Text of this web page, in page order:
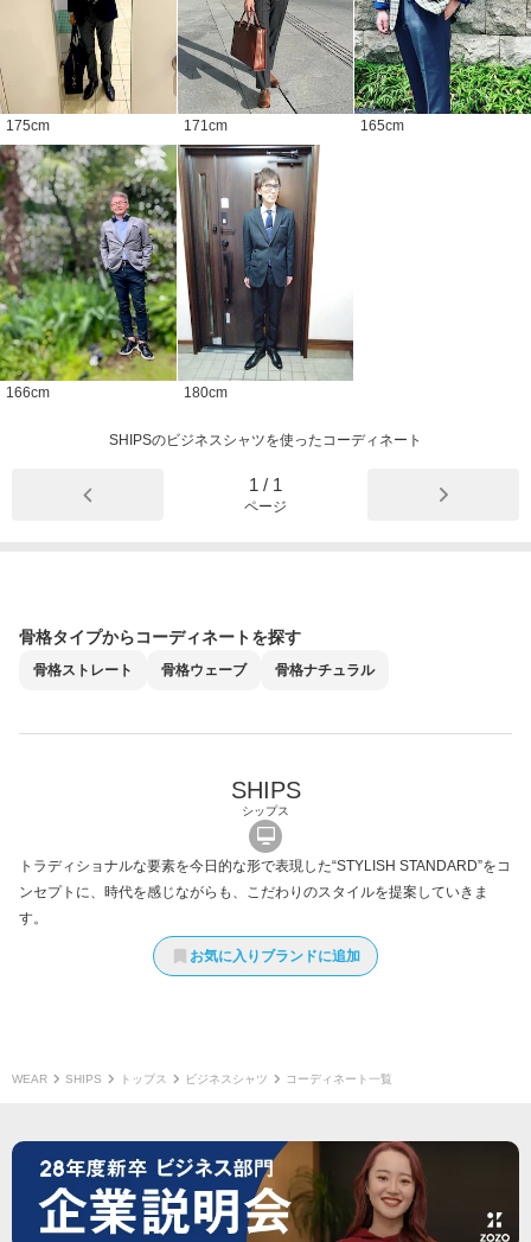
175cm 171cm 165cm
166cm 180cm
SHIPSのビジネスシャツを使ったコーディネート
1 / 1
ページ
骨格タイプからコーディネートを探す
骨格ストレート 骨格ウェーブ 骨格ナチュラル
SHIPS
シップス
トラディショナルな要素を今日的な形で表現した“STYLISH STANDARD”をコ
ンセプトに、時代を感じながらも、こだわりのスタイルを提案していきま
す。
お気に入りブランドに追加
WEAR SHIPS トップス ビジネスシャツ コーディネート一覧